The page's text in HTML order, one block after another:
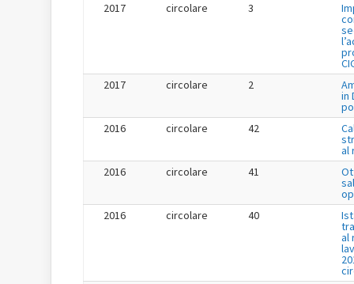
2017
circolare 3
2017
circolare 2
in
2016
circolare 42
al
2016
circolare 41
2016
circolare 40
al